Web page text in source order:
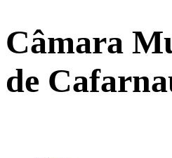
Câmara
de